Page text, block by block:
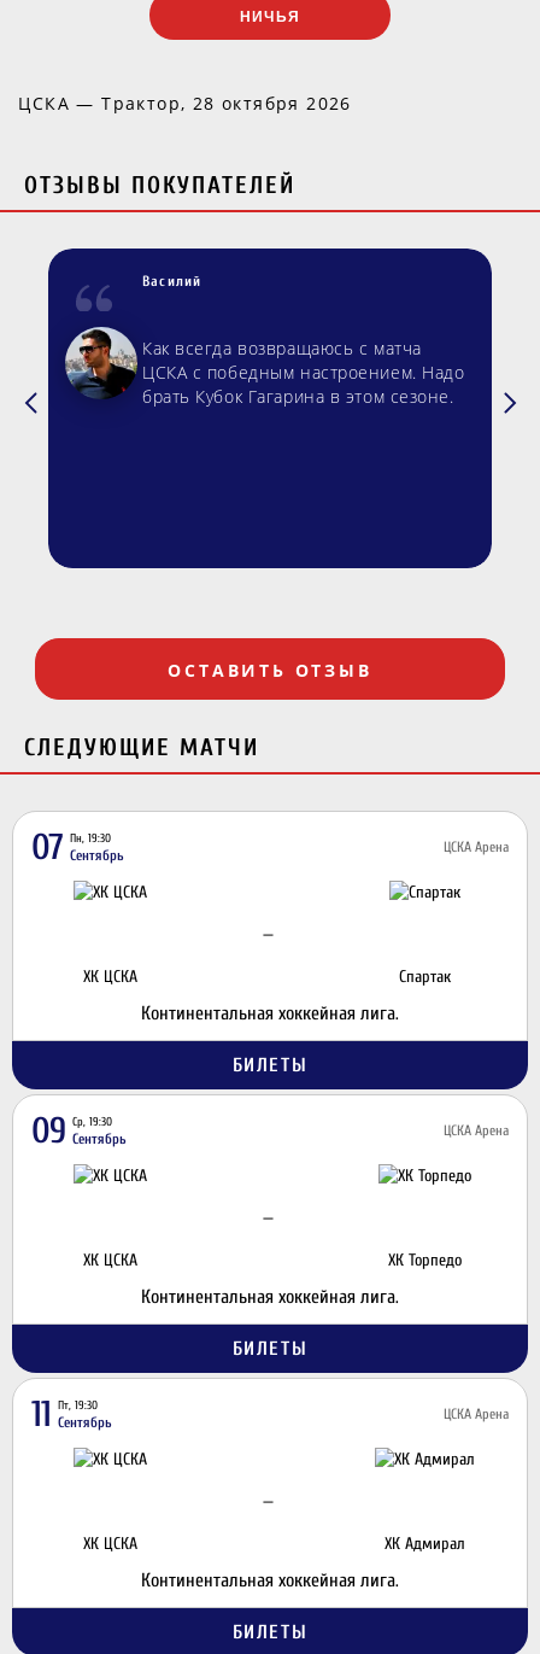
НИЧЬЯ
ЦСКА — Трактор, 28 октября 2026
ОТЗЫВЫ ПОКУПАТЕЛЕЙ
Василий
Как всегда возвращаюсь с матча
ЦСКА с победным настроением. Надо
брать Кубок Гагарина в этом сезоне.
ОСТАВИТЬ ОТЗЫВ
СЛЕДУЮЩИЕ МАТЧИ
07 Пн, 19:30
Сентябрь ЦСКА Арена
ХК ЦСКА
—
Спартак
Континентальная хоккейная лига.
БИЛЕТЫ
09 Ср, 19:30
Сентябрь ЦСКА Арена
ХК ЦСКА
—
ХК Торпедо
Континентальная хоккейная лига.
БИЛЕТЫ
11 Пт, 19:30
Сентябрь ЦСКА Арена
ХК ЦСКА
—
ХК Адмирал
Континентальная хоккейная лига.
БИЛЕТЫ